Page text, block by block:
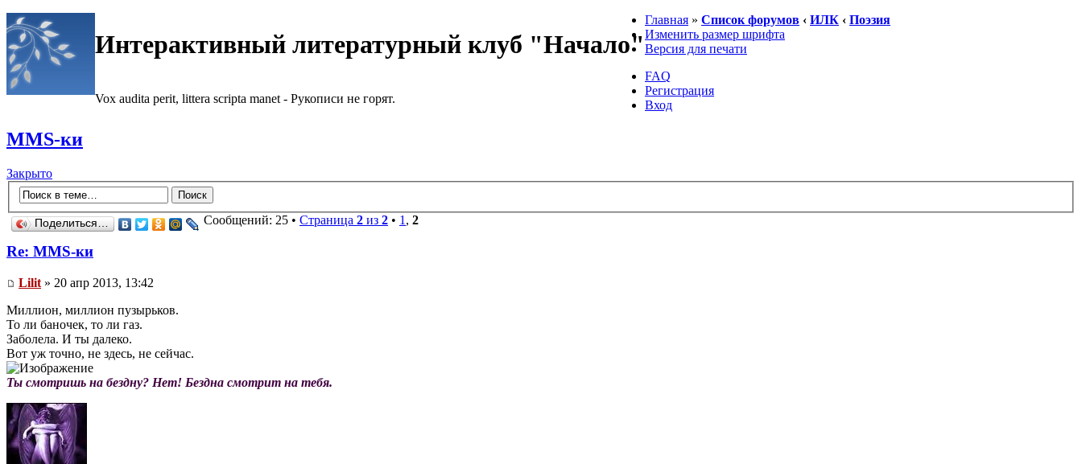
Интерактивный литературный клуб "Начало"
Vox audita perit, littera scripta manet - Рукописи не горят.
Главная » Список форумов ‹ ИЛК ‹ Поэзия
Изменить размер шрифта
Версия для печати
FAQ
Регистрация
Вход
MMS-ки
Закрыто
Поделиться… Сообщений: 25 • Страница 2 из 2 • 1, 2
Re: MMS-ки
Lilit » 20 апр 2013, 13:42
Миллион, миллион пузырьков.
То ли баночек, то ли газ.
Заболела. И ты далеко.
Вот уж точно, не здесь, не сейчас.
Ты смотришь на бездну? Нет! Бездна смотрит на тебя.